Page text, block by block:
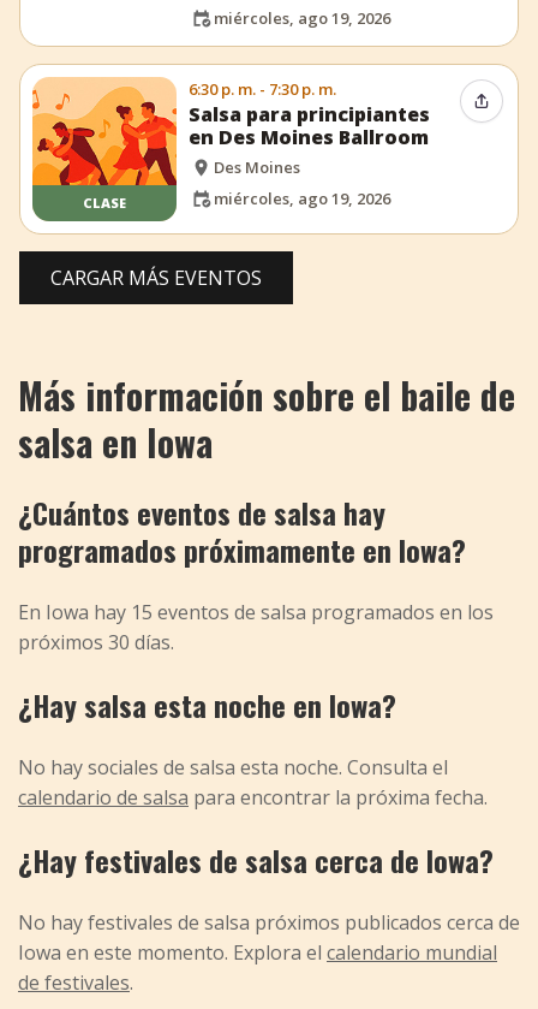
miércoles, ago 19, 2026
CLASE
6:30 p. m. - 7:30 p. m.
Salsa para principiantes
en Des Moines Ballroom
Des Moines
miércoles, ago 19, 2026
CARGAR MÁS EVENTOS
Más información sobre el baile de
salsa en Iowa
¿Cuántos eventos de salsa hay
programados próximamente en Iowa?
En Iowa hay 15 eventos de salsa programados en los
próximos 30 días.
¿Hay salsa esta noche en Iowa?
No hay sociales de salsa esta noche. Consulta el
calendario de salsa para encontrar la próxima fecha.
¿Hay festivales de salsa cerca de Iowa?
No hay festivales de salsa próximos publicados cerca de
Iowa en este momento. Explora el calendario mundial
de festivales.